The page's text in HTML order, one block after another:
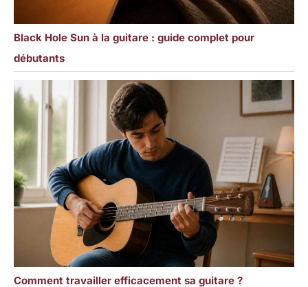
Black Hole Sun à la guitare : guide complet pour
débutants
Comment travailler efficacement sa guitare ?